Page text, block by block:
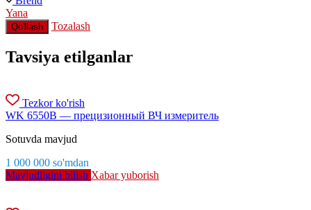
Yana
Qo'llash Tozalash
Tavsiya etilganlar
Tezkor ko'rish
WK 6550B — прецизионный ВЧ измеритель
Sotuvda mavjud
1 000 000 so'mdan
Mavjudligini bilish Xabar yuborish